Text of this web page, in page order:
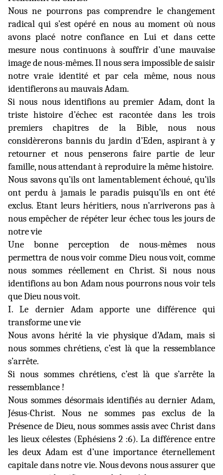
Nous ne pourrons pas comprendre le changement
radical qui s’est opéré en nous au moment où nous
avons placé notre confiance en Lui et dans cette
mesure nous continuons à souffrir d’une mauvaise
image de nous-mêmes. Il nous sera impossible de saisir
notre vraie identité et par cela même, nous nous
identifierons au mauvais Adam.
Si nous nous identifions au premier Adam, dont la
triste histoire d’échec est racontée dans les trois
premiers chapitres de la Bible, nous nous
considèrerons bannis du jardin d’Eden, aspirant à y
retourner et nous penserons faire partie de leur
famille, nous attendant à reproduire la même histoire.
Nous savons qu’ils ont lamentablement échoué, qu’ils
ont perdu à jamais le paradis puisqu’ils en ont été
exclus. Etant leurs héritiers, nous n’arriverons pas à
nous empêcher de répéter leur échec tous les jours de
notre vie
Une bonne perception de nous-mêmes nous
permettra de nous voir comme Dieu nous voit, comme
nous sommes réellement en Christ. Si nous nous
identifions au bon Adam nous pourrons nous voir tels
que Dieu nous voit.
I. Le dernier Adam apporte une différence qui
transforme une vie
Nous avons hérité la vie physique d’Adam, mais si
nous sommes chrétiens, c’est là que la ressemblance
s’arrête.
Si nous sommes chrétiens, c’est là que s’arrête la
ressemblance !
Nous sommes désormais identifiés au dernier Adam,
Jésus-Christ. Nous ne sommes pas exclus de la
Présence de Dieu, nous sommes assis avec Christ dans
les lieux célestes (Ephésiens 2 :6). La différence entre
les deux Adam est d’une importance éternellement
capitale dans notre vie. Nous devons nous assurer que